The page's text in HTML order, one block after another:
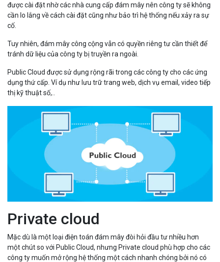
được cài đặt nhờ các nhà cung cấp đám mây nên công ty sẽ không
cần lo lắng về cách cài đặt cũng như bảo trì hệ thống nếu xảy ra sự
cố.
Tuy nhiên, đám mây công cộng vẫn có quyền riêng tư cần thiết để
tránh dữ liệu của công ty bị truyền ra ngoài.
Public Cloud được sử dụng rộng rãi trong các công ty cho các ứng
dụng thứ cấp. Ví dụ như lưu trữ trang web, dịch vụ email, video tiếp
thị kỹ thuật số,..
Private cloud
Mặc dù là một loại điện toán đám mây đòi hỏi đầu tư nhiều hơn
một chút so với Public Cloud, nhưng Private cloud phù hợp cho các
công ty muốn mở rộng hệ thống một cách nhanh chóng bởi nó có